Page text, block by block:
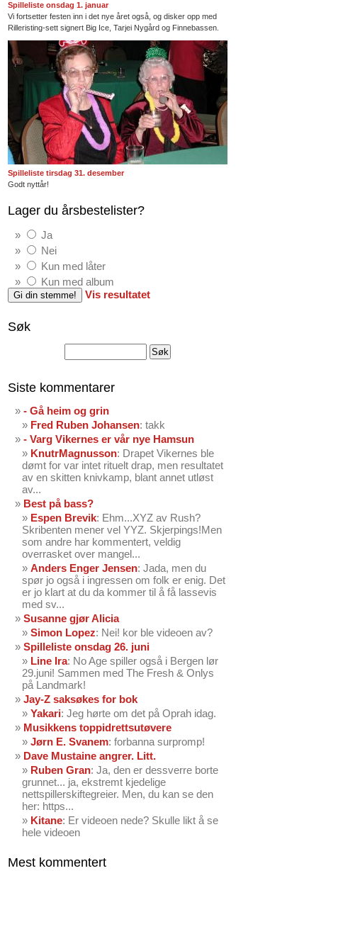
Spilleliste onsdag 1. januar
Vi fortsetter festen inn i det nye året også, og disker opp med
Rilleristing-sett signert Big Ice, Tarjei Nygård og Finnebassen.
Spilleliste tirsdag 31. desember
Godt nyttår!
Lager du årsbestelister?
Ja
Nei
Kun med låter
Kun med album
Vis resultatet
Søk
Siste kommentarer
- Gå heim og grin
Fred Ruben Johansen: takk
- Varg Vikernes er vår nye Hamsun
KnutrMagnusson: Drapet Vikernes ble
dømt for var intet rituelt drap, men resultatet
av en skitten knivkamp, blant annet utløst
av...
Best på bass?
Espen Brevik: Ehm...XYZ av Rush?
Skribenten mener vel YYZ. Skjerpings!Men
som andre har kommentert, veldig
overrasket over mangel...
Anders Enger Jensen: Jada, men du
spør jo også i ingressen om folk er enig. Det
er jo klart at du da kommer til å få lassevis
med sv...
Susanne gjør Alicia
Simon Lopez: Nei! kor ble videoen av?
Spilleliste onsdag 26. juni
Line Ira: No Age spiller også i Bergen lør
29.juni! Sammen med The Fresh & Onlys
på Landmark!
Jay-Z saksøkes for bok
Yakari: Jeg hørte om det på Oprah idag.
Musikkens toppidrettsutøvere
Jørn E. Svanem: forbanna surpromp!
Dave Mustaine angrer. Litt.
Ruben Gran: Ja, den er dessverre borte
grunnet... ja, ekstremt kjedelige
nettspillerskiftegreier. Men, du kan se den
her: https...
Kitane: Er videoen nede? Skulle likt å se
hele videoen
Mest kommentert